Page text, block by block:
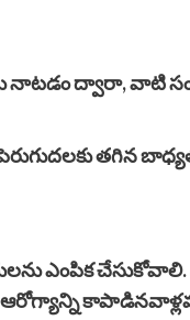
నాటడం ద్వారా, వాటి
తగిన
ఎంపిక చేసుకోవాలి.
ఆరోగ్యాన్ని